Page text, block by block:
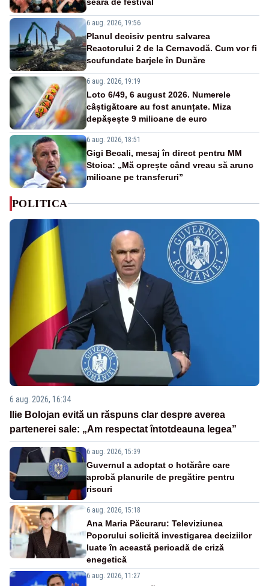
6 aug. 2026, 19:56
Planul decisiv pentru salvarea
Reactorului 2 de la Cernavodă. Cum vor fi
scufundate barjele în Dunăre
6 aug. 2026, 19:19
Loto 6/49, 6 august 2026. Numerele
câștigătoare au fost anunțate. Miza
depășește 9 milioane de euro
6 aug. 2026, 18:51
Gigi Becali, mesaj în direct pentru MM
Stoica: „Mă oprește când vreau să arunc
milioane pe transferuri”
POLITICA
6 aug. 2026, 16:34
Ilie Bolojan evită un răspuns clar despre averea
partenerei sale: „Am respectat întotdeauna legea”
6 aug. 2026, 15:39
Guvernul a adoptat o hotărâre care
aprobă planurile de pregătire pentru
riscuri
6 aug. 2026, 15:18
Ana Maria Păcuraru: Televiziunea
Poporului solicită investigarea deciziilor
luate în această perioadă de criză
enegetică
6 aug. 2026, 11:27